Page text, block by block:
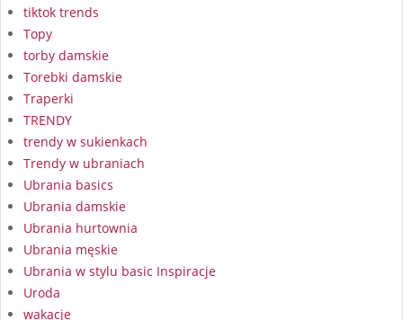
tiktok trends
Topy
torby damskie
Torebki damskie
Traperki
TRENDY
trendy w sukienkach
Trendy w ubraniach
Ubrania basics
Ubrania damskie
Ubrania hurtownia
Ubrania męskie
Ubrania w stylu basic Inspiracje
Uroda
wakacje